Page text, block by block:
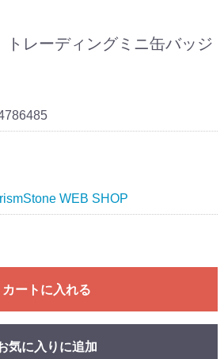
トレーディングミニ缶バッジ
WEB SHOP
カートに入れる
気に入りに追加